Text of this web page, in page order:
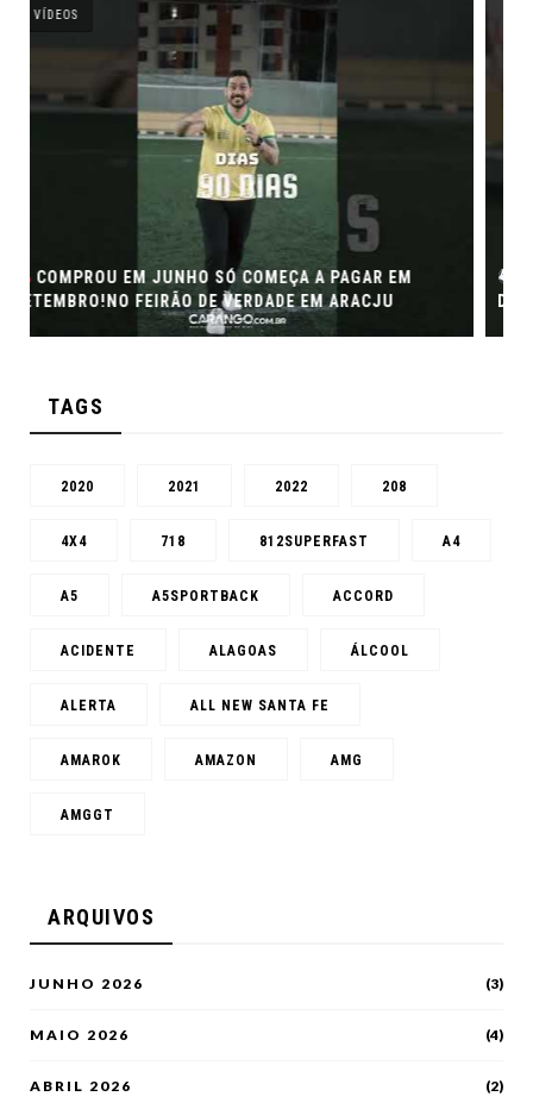
SE TEM COPA, TEM FEIRÃO DE VERDADE!
DE SEMINOVOS EM ALTA – ARACAJU
TAGS
2020 2021 2022 208
4X4 718 812SUPERFAST A4
A5 A5SPORTBACK ACCORD
ACIDENTE ALAGOAS ÁLCOOL
ALERTA ALL NEW SANTA FE
AMAROK AMAZON AMG
AMGGT
ARQUIVOS
JUNHO 2026 (3)
MAIO 2026 (4)
ABRIL 2026 (2)